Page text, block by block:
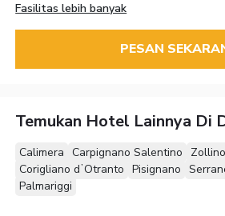
Fasilitas lebih banyak
PESAN
Temukan Hotel Lainnya Di
Calimera Carpignano Salentino Zollino
Corigliano dʼOtranto Pisignano
Palmariggi